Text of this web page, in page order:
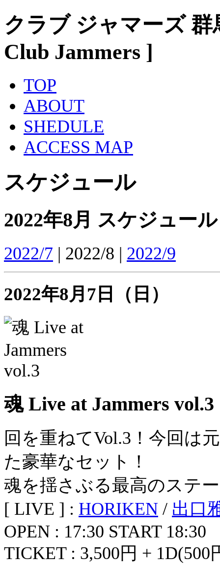
クラブ ジャマーズ
Club Jammers ]
TOP
ABOUT
SHEDULE
ACCESS MAP
スケジュール
2022年8月 スケジュール
2022/7 | 2022/8 | 2022/9
2022年8月7日（日）
魂 Live at Jammers vol.3
回を重ねてVol.3！今回は
た豪華なセット！
魂を揺さぶる最高のステ
[ LIVE ] : HORIKEN / 出口
OPEN : 17:30 START 18:30
TICKET : 3,500円 + 1D(500